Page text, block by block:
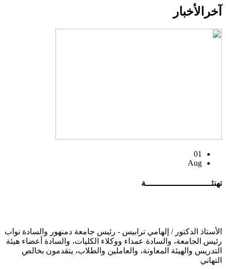
آخر الأخبار
01
Aug
تهنئــــــــــــــــــــــــــة
الأستاذ الدكتور / إلهامي ترابيس - رئيس جامعة دمنهور والسادة نواب
رئيس الجامعة، والسادة عمداء ووكلاء الكليات، والسادة أعضاء هيئة
التدريس والهيئة المعاونة، والعاملين والطلاب، يتقدمون بخالص
التهاني